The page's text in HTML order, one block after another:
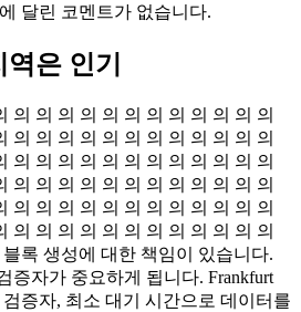
달린 코멘트가 없습니다.
은 인기
의 의 의 의 의 의 의 의 의 의 의 의
의 의 의 의 의 의 의 의 의 의 의 의
의 의 의 의 의 의 의 의 의 의 의 의
의 의 의 의 의 의 의 의 의 의 의 의
의 의 의 의 의 의 의 의 의 의 의 의
의 의 의 의 의 의 의 의 의 의 의 의
블록 생성에 대한 책임이 있습니다.
증자가 중요하게 됩니다. Frankfurt
검증자, 최소 대기 시간으로 데이터를